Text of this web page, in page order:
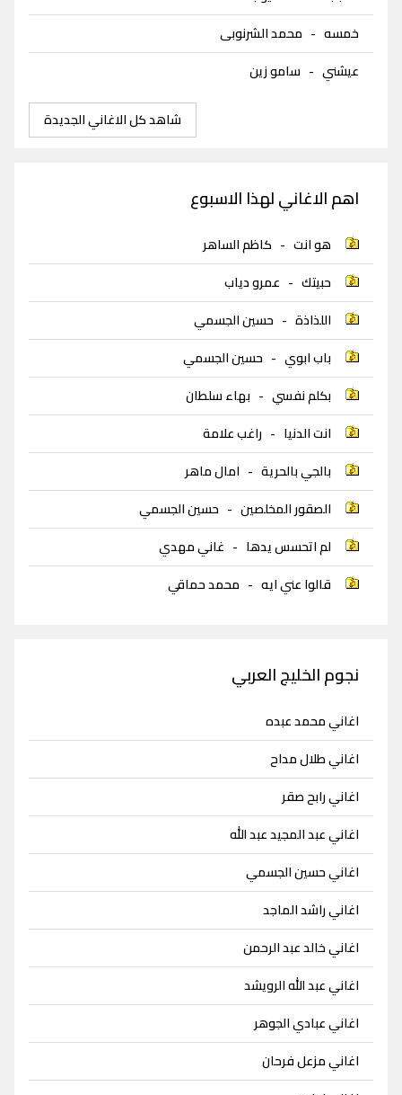
خمسه - محمد الشرنوبى
عيشني - سامو زين
شاهد كل الاغاني الجديدة
اهم الاغاني لهذا الاسبوع
هو انت - كاظم الساهر
حبيتك - عمرو دياب
اللذاذة - حسين الجسمي
باب ابوي - حسين الجسمي
بكلم نفسي - بهاء سلطان
انت الدنيا - راغب علامة
بالجي بالحرية - امال ماهر
الصقور المخلصين - حسين الجسمي
لم اتحسس يدها - غاني مهدي
قالوا عني ايه - محمد حماقي
نجوم الخليج العربي
اغاني محمد عبده
اغاني طلال مداح
اغاني رابح صقر
اغاني عبد المجيد عبد الله
اغاني حسين الجسمي
اغاني راشد الماجد
اغاني خالد عبد الرحمن
اغاني عبد الله الرويشد
اغاني عبادي الجوهر
اغاني مزعل فرحان